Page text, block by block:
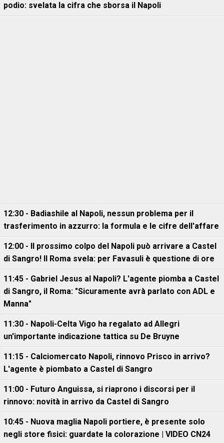
podio: svelata la cifra che sborsa il Napoli
12:30 - Badiashile al Napoli, nessun problema per il
trasferimento in azzurro: la formula e le cifre dell'affare
12:00 - Il prossimo colpo del Napoli può arrivare a Castel
di Sangro! Il Roma svela: per Favasuli è questione di ore
11:45 - Gabriel Jesus al Napoli? L'agente piomba a Castel
di Sangro, il Roma: "Sicuramente avrà parlato con ADL e
Manna"
11:30 - Napoli-Celta Vigo ha regalato ad Allegri
un'importante indicazione tattica su De Bruyne
11:15 - Calciomercato Napoli, rinnovo Prisco in arrivo?
L'agente è piombato a Castel di Sangro
11:00 - Futuro Anguissa, si riaprono i discorsi per il
rinnovo: novità in arrivo da Castel di Sangro
10:45 - Nuova maglia Napoli portiere, è presente solo
negli store fisici: guardate la colorazione | VIDEO CN24